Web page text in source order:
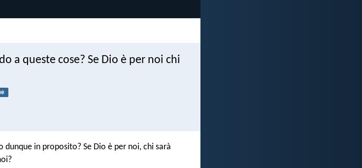
a queste cose? Se Dio è per noi chi
dunque in proposito? Se Dio è per noi, chi sarà